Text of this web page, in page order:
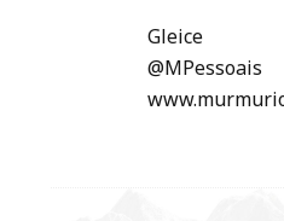
Gleice
@MPessoais